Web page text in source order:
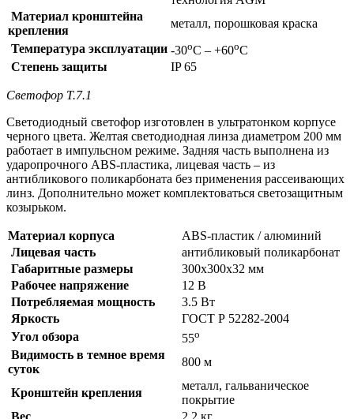
Материал кронштейна
крепления
металл, порошковая краска
Температура эксплуатации -30оС – +60оС
Степень защиты
IP 65
Светофор Т.7.1
Светодиодный светофор изготовлен в ультратонком корпусе
черного цвета. Желтая светодиодная линза диаметром 200 мм
работает в импульсном режиме. Задняя часть выполнена из
ударопрочного ABS-пластика, лицевая часть – из
антибликового поликарбоната без применения рассеивающих
линз. Дополнительно может комплектоваться светозащитным
козырьком.
Материал корпуса
ABS-пластик / алюминий
Лицевая часть
антибликовый поликарбонат
Габаритные размеры
300х300х32 мм
Рабочее напряжение
12 В
Потребляемая мощность
3.5 Вт
Яркость
ГОСТ Р 52282-2004
Угол обзора
55о
Видимость в темное время
суток
800 м
Кронштейн крепления
металл, гальваническое
покрытие